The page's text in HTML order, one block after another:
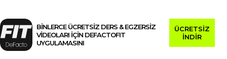
BİNLERCE ÜCRETSİZ DERS & EGZERSİZ
VİDEOLARI İÇİN DEFACTOFIT
UYGULAMASINI
ÜCRETSİZ
İNDİR